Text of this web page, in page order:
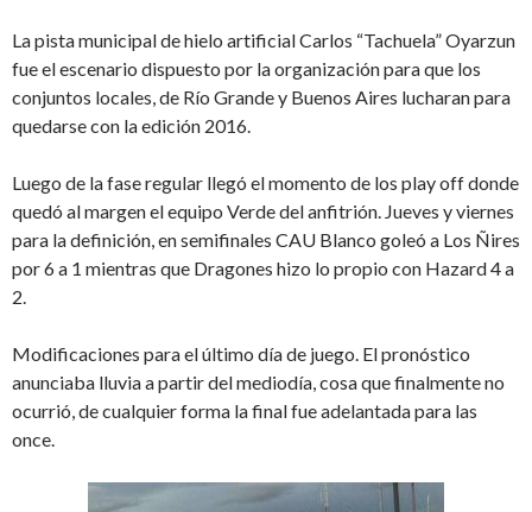
La pista municipal de hielo artificial Carlos “Tachuela” Oyarzun
fue el escenario dispuesto por la organización para que los
conjuntos locales, de Río Grande y Buenos Aires lucharan para
quedarse con la edición 2016.
Luego de la fase regular llegó el momento de los play off donde
quedó al margen el equipo Verde del anfitrión. Jueves y viernes
para la definición, en semifinales CAU Blanco goleó a Los Ñires
por 6 a 1 mientras que Dragones hizo lo propio con Hazard 4 a
2.
Modificaciones para el último día de juego. El pronóstico
anunciaba lluvia a partir del mediodía, cosa que finalmente no
ocurrió, de cualquier forma la final fue adelantada para las
once.